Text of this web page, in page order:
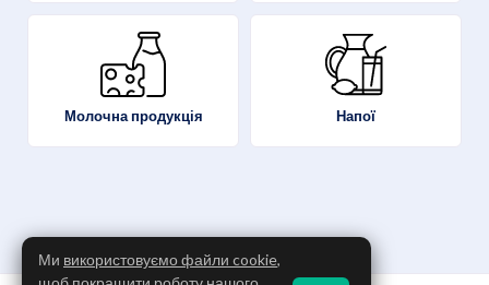
Молочна продукція Напої
Ми використовуємо файли cookie,